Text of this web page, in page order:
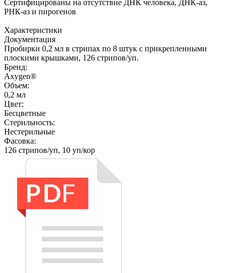
Сертифицированы на отсутствие ДНК человека, ДНК-аз,
РНК-аз и пирогенов
Характеристики
Документация
Пробирки 0,2 мл в стрипах по 8 штук с прикрепленными
плоскими крышками, 126 стрипов/уп.
Бренд:
Axygen®
Объем:
0,2 мл
Цвет:
Бесцветные
Стерильность:
Нестерильные
Фасовка:
126 стрипов/уп, 10 уп/кор